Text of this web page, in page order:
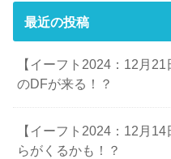
最近の投稿
【イーフト2024：12月
のDFが来る！？
【イーフト2024：12月
らがくるかも！？